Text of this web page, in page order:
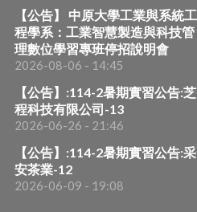
【公告】 中原大學工業與系統工
程學系：工業智慧製造與科技管
理數位學習專班停招說明會
2026-08-06 - 14:45
【公告】:114-2暑期實習公告:芝
程科技有限公司-13
2026-06-26 - 21:46
【公告】:114-2暑期實習公告:采
安茶業-12
2026-06-09 - 19:08